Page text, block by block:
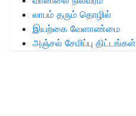
லாபம் தரும் தொழில்
இயற்கை வேளாண்மை
அஞ்சல் சேமிப்பு திட்டங்கள்